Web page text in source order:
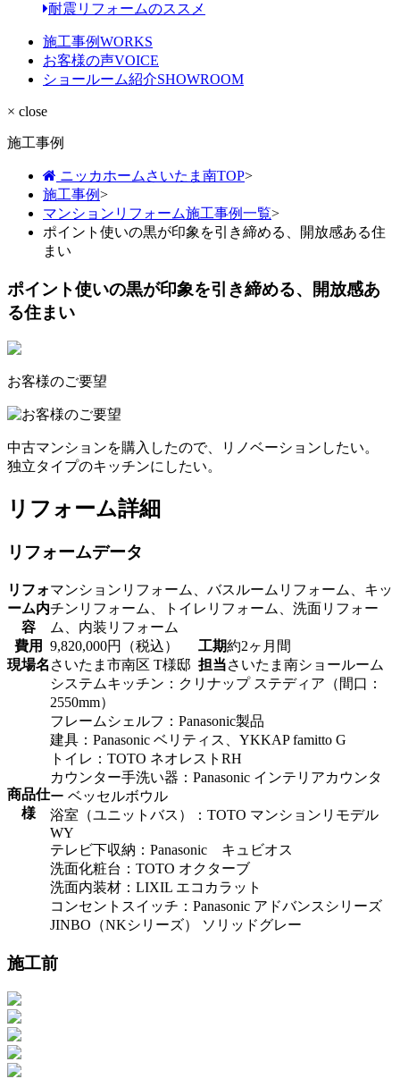
耐震リフォームのススメ
施工事例WORKS
お客様の声VOICE
ショールーム紹介SHOWROOM
× close
施工事例
ニッカホームさいたま南TOP>
施工事例>
マンションリフォーム施工事例一覧>
ポイント使いの黒が印象を引き締める、開放感ある住
まい
ポイント使いの黒が印象を引き締める、開放感あ
る住まい
お客様のご要望
中古マンションを購入したので、リノベーションしたい。
独立タイプのキッチンにしたい。
リフォーム詳細
リフォームデータ
リフォ
ーム内
容
マンションリフォーム、バスルームリフォーム、キッ
チンリフォーム、トイレリフォーム、洗面リフォー
ム、内装リフォーム
費用
9,820,000円（税込） 工期約2ヶ月間
現場名 さいたま市南区 T様邸 担当さいたま南ショールーム
商品仕
様
システムキッチン：クリナップ ステディア（間口：
2550mm）
フレームシェルフ：Panasonic製品
建具：Panasonic ベリティス、YKKAP famitto G
トイレ：TOTO ネオレストRH
カウンター手洗い器：Panasonic インテリアカウンタ
ー ベッセルボウル
浴室（ユニットバス）：TOTO マンションリモデル
WY
テレビ下収納：Panasonic キュビオス
洗面化粧台：TOTO オクターブ
洗面内装材：LIXIL エコカラット
コンセントスイッチ：Panasonic アドバンスシリーズ
JINBO（NKシリーズ） ソリッドグレー
施工前